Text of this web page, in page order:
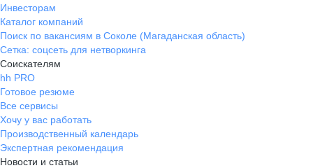
Инвесторам
Каталог компаний
Поиск по вакансиям в Соколе (Магаданская область)
Сетка: соцсеть для нетворкинга
Соискателям
hh PRO
Готовое резюме
Все сервисы
Хочу у вас работать
Производственный календарь
Экспертная рекомендация
Новости и статьи